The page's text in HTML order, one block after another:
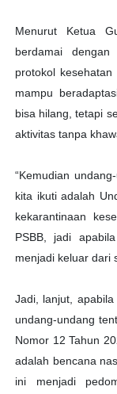
Menurut Ketua
berdamai
protokol
mampu
bisa hilang, tetapi
aktivitas tanpa
“Kemudian
kita ikuti adalah
kekarantinaan
PSBB, jadi
menjadi keluar dari
Jadi, lanjut,
undang-undang
Nomor 12 Tahun
adalah bencana
ini menjadi